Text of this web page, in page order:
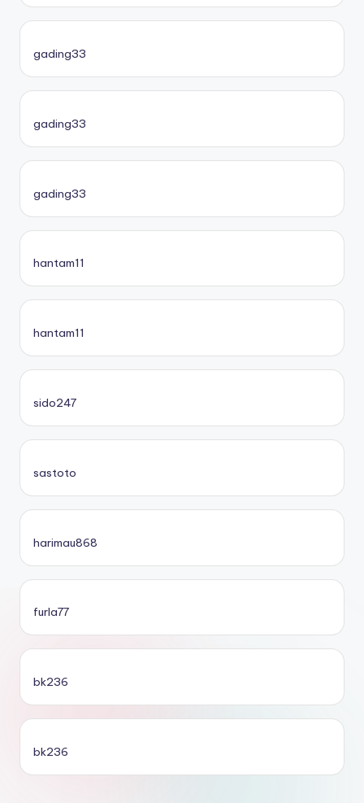
gading33
gading33
gading33
hantam11
hantam11
sido247
sastoto
harimau868
furla77
bk236
bk236